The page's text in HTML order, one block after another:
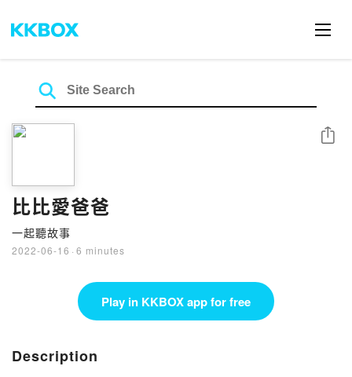
比比愛爸爸
一起聽故事
2022-06-16 · 6 minutes
Share
Play in KKBOX app for free
Description